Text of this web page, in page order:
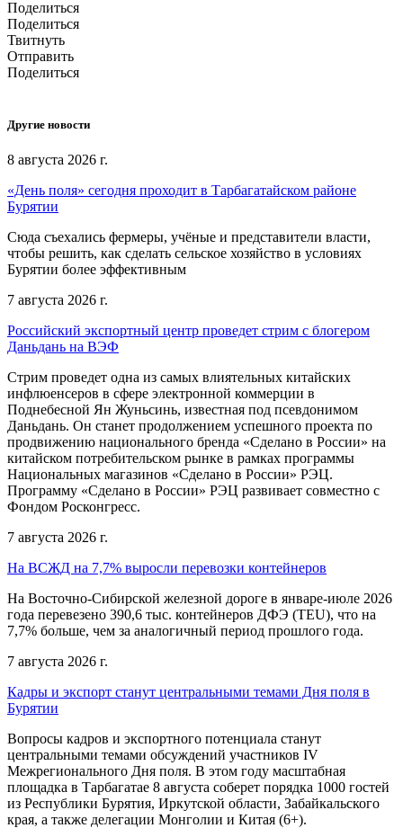
Поделиться
Поделиться
Твитнуть
Отправить
Поделиться
Другие новости
8 августа 2026 г.
«День поля» сегодня проходит в Тарбагатайском районе
Бурятии
Сюда съехались фермеры, учёные и представители власти,
чтобы решить, как сделать сельское хозяйство в условиях
Бурятии более эффективным
7 августа 2026 г.
Российский экспортный центр проведет стрим с блогером
Даньдань на ВЭФ
Стрим проведет одна из самых влиятельных китайских
инфлюенсеров в сфере электронной коммерции в
Поднебесной Ян Жуньсинь, известная под псевдонимом
Даньдань. Он станет продолжением успешного проекта по
продвижению национального бренда «Сделано в России» на
китайском потребительском рынке в рамках программы
Национальных магазинов «Сделано в России» РЭЦ.
Программу «Сделано в России» РЭЦ развивает совместно с
Фондом Росконгресс.
7 августа 2026 г.
На ВСЖД на 7,7% выросли перевозки контейнеров
На Восточно-Сибирской железной дороге в январе-июле 2026
года перевезено 390,6 тыс. контейнеров ДФЭ (TEU), что на
7,7% больше, чем за аналогичный период прошлого года.
7 августа 2026 г.
Кадры и экспорт станут центральными темами Дня поля в
Бурятии
Вопросы кадров и экспортного потенциала станут
центральными темами обсуждений участников IV
Межрегионального Дня поля. В этом году масштабная
площадка в Тарбагатае 8 августа соберет порядка 1000 гостей
из Республики Бурятия, Иркутской области, Забайкальского
края, а также делегации Монголии и Китая (6+).